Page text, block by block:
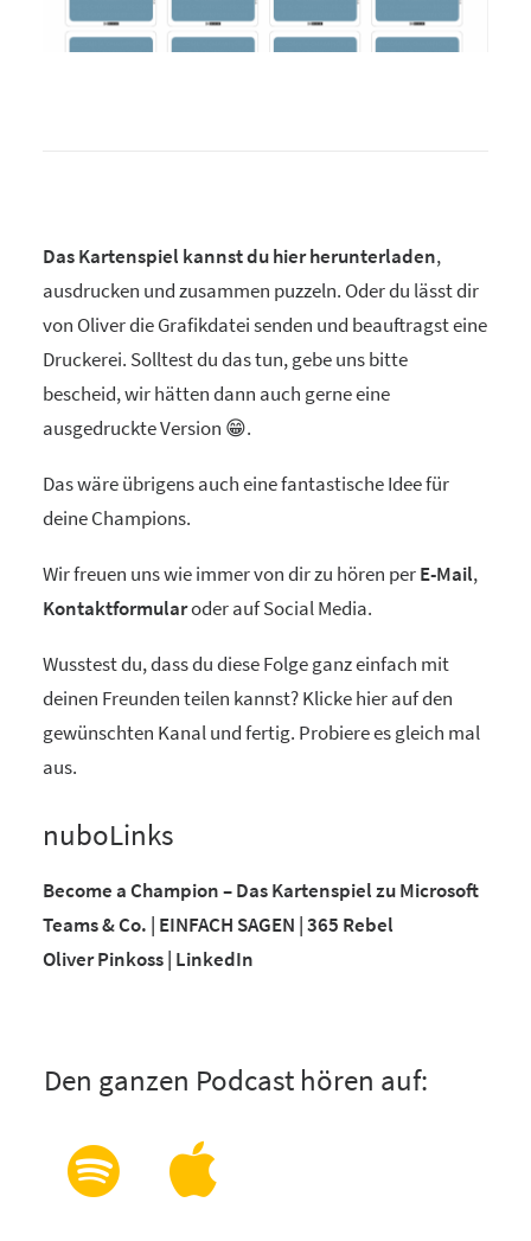
Das Kartenspiel kannst duhier herunterladen,
ausdrucken und zusammen puzzeln. Oder du lässt dir
von Oliver die Grafikdatei senden und beauftragst eine
Druckerei. Solltest du das tun, gebe uns bitte
bescheid, wir hätten dann auch gerne eine
ausgedruckte Version 😁.
Das wäre übrigens auch eine fantastische Idee für
deine Champions.
Wir freuen uns wie immer von dir zu hören perE-Mail,
Kontaktformularoder auf Social Media.
Wusstest du, dass du diese Folge ganz einfach mit
deinen Freunden teilen kannst? Klicke hier auf den
gewünschten Kanal und fertig. Probiere es gleich mal
aus.
nuboLinks
Become a Champion – Das Kartenspiel zu Microsoft
Teams & Co. | EINFACH SAGEN | 365 Rebel
Oliver Pinkoss | LinkedIn
Den ganzen Podcast hören auf: